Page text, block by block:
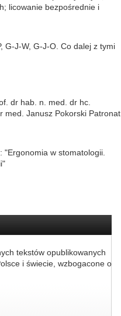
licowanie bezpośrednie i
G-J-W, G-J-O. Co dalej z tymi
dr hab. n. med. dr hc.
med. Janusz Pokorski Patronat
w stomatologii.
tekstów opublikowanych
i świecie, wzbogacone o